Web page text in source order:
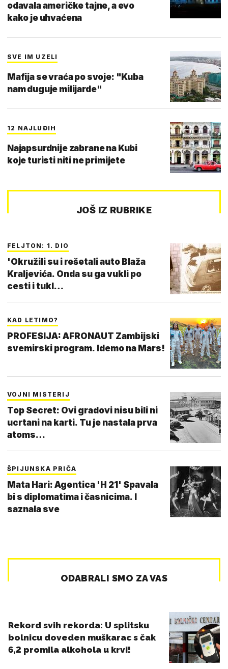
odavala američke tajne, a evo
kako je uhvaćena
SVE IM UZELI
Mafija se vraća po svoje: "Kuba
nam duguje milijarde"
12 NAJLUĐIH
Najapsurdnije zabrane na Kubi
koje turisti niti ne primijete
JOŠ IZ RUBRIKE
FELJTON: 1. DIO
'Okružili su i rešetali auto Blaža
Kraljevića. Onda su ga vukli po
cesti i tukl…
KAD LETIMO?
PROFESIJA: AFRONAUT Zambijski
svemirski program. Idemo na Mars!
VOJNI MISTERIJ
Top Secret: Ovi gradovi nisu bili ni
ucrtani na karti. Tu je nastala prva
atoms…
ŠPIJUNSKA PRIČA
Mata Hari: Agentica 'H 21' Spavala
bi s diplomatima i časnicima. I
saznala sve